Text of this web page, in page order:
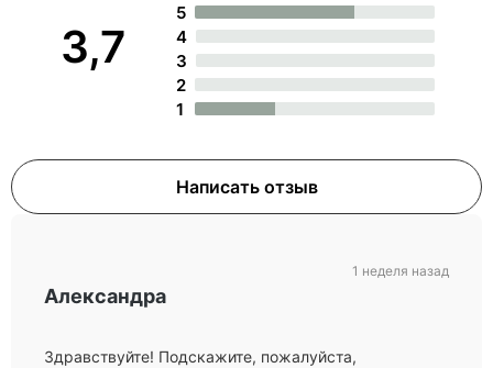
3,7
5
4
3
2
1
Написать отзыв
Александра
Здравствуйте! Подскажите, пожалуйста,
1 неделя назад